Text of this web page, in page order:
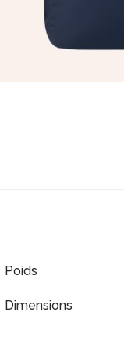
Poids
Dimensions